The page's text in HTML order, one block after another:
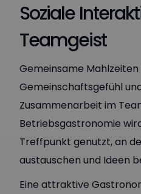
Soziale
Teamgeist
Gemeinsame
Gemeinschaftsgefühl
Zusammenarbeit im
Betriebsgastronomie
Treffpunkt genutzt, an
austauschen und Ideen
Eine attraktive